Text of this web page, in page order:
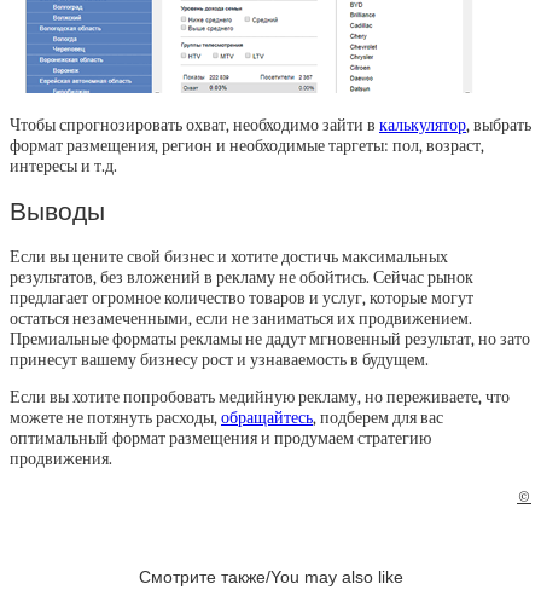
Чтобы спрогнозировать охват, необходимо зайти в калькулятор, выбрать
формат размещения, регион и необходимые таргеты: пол, возраст,
интересы и т.д.
Выводы
Если вы цените свой бизнес и хотите достичь максимальных
результатов, без вложений в рекламу не обойтись. Сейчас рынок
предлагает огромное количество товаров и услуг, которые могут
остаться незамеченными, если не заниматься их продвижением.
Премиальные форматы рекламы не дадут мгновенный результат, но зато
принесут вашему бизнесу рост и узнаваемость в будущем.
Если вы хотите попробовать медийную рекламу, но переживаете, что
можете не потянуть расходы,обращайтесь, подберем для вас
оптимальный формат размещения и продумаем стратегию
продвижения.
©
Смотрите также/You may also like